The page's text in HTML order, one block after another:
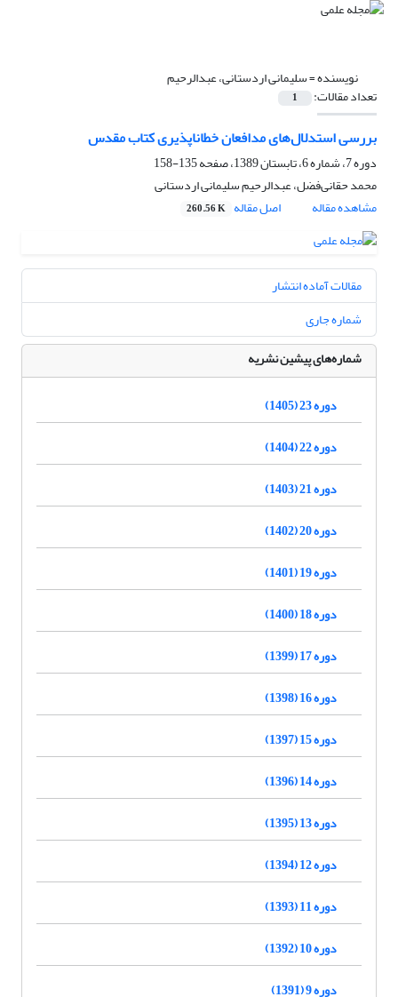
نویسنده =سلیمانی اردستانی، عبدالرحیم
تعداد مقالات: 1
بررسی استدلال‌های مدافعان خطاناپذیری کتاب مقدس
دوره 7، شماره 6، تابستان 1389، صفحه
135-158
محمد حقانی‌فضل، عبدالرحیم سلیمانی اردستانی
مشاهده مقاله
اصل مقاله 260.56 K
مقالات آماده انتشار
شماره جاری
شماره‌های پیشین نشریه
دوره 23 (1405)
دوره 22 (1404)
دوره 21 (1403)
دوره 20 (1402)
دوره 19 (1401)
دوره 18 (1400)
دوره 17 (1399)
دوره 16 (1398)
دوره 15 (1397)
دوره 14 (1396)
دوره 13 (1395)
دوره 12 (1394)
دوره 11 (1393)
دوره 10 (1392)
دوره 9 (1391)